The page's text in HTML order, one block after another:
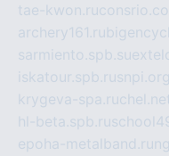
tae-kwon.ru
archery161.ru
sarmiento.spb.su
iskatour.spb.ru
krygeva-spa.ru
hl-beta.spb.ru
epoha-metalband.ru